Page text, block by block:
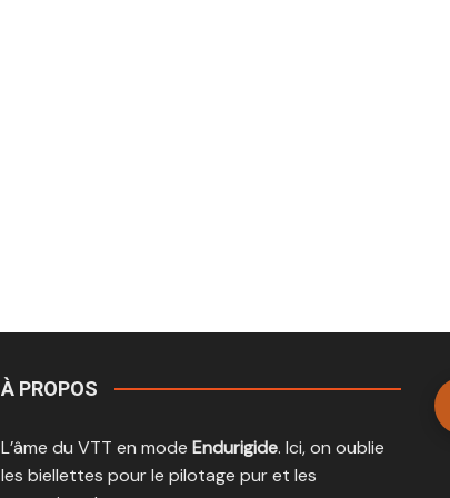
À PROPOS
L’âme du VTT en mode Endurigide. Ici, on oublie
les biellettes pour le pilotage pur et les